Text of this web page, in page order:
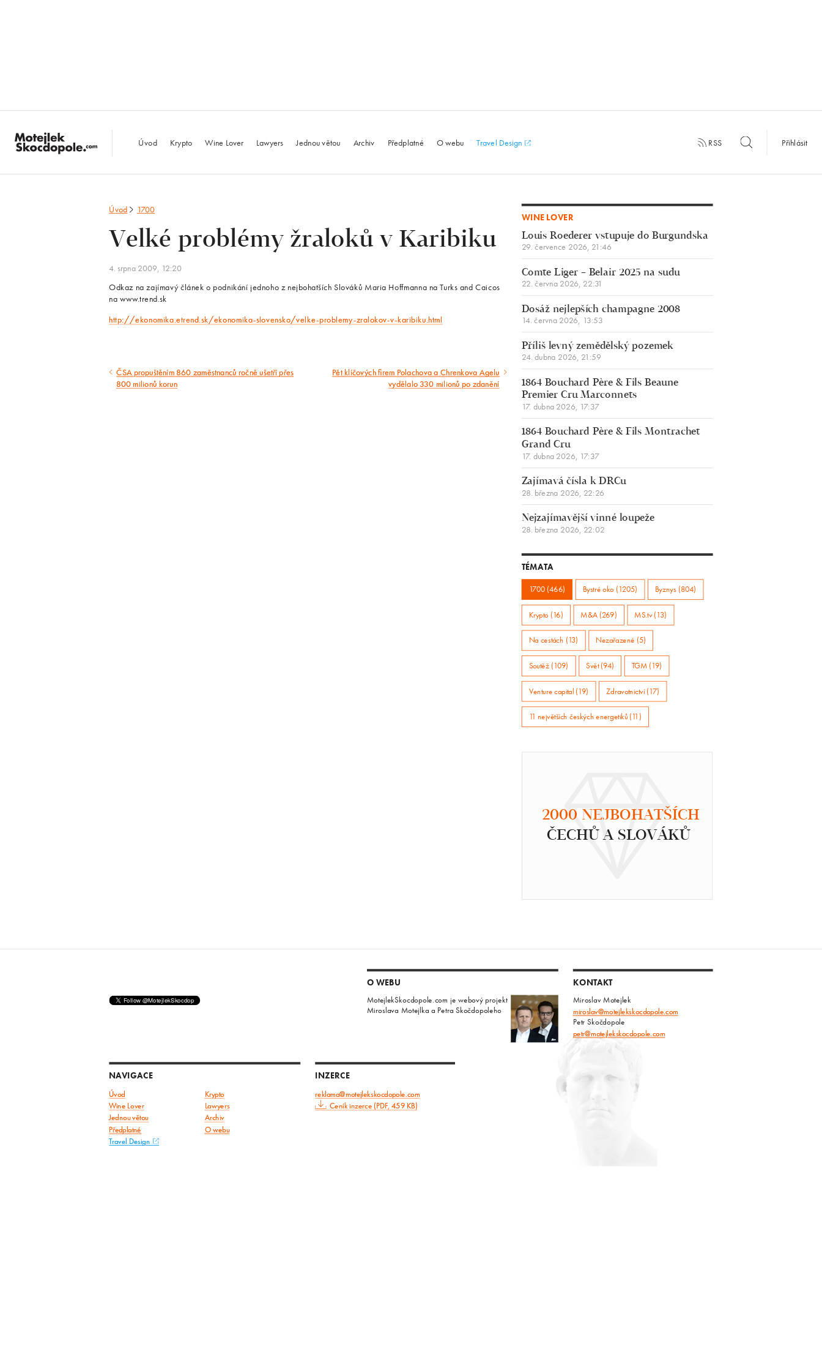
MotejlekSkocdopole.com
Úvod Krypto Wine Lover Lawyers Jednou větou Archiv Předplatné O webu Travel Design RSS Přihlásit
Úvod 1700
Velké problémy žraloků v Karibiku
4. srpna 2009, 12:20
Odkaz na zajímavý článek o podnikání jednoho z nejbohatších Slováků Maria Hoffmanna na Turks and Caicos
na www.trend.sk
http://ekonomika.etrend.sk/ekonomika-slovensko/velke-problemy-zralokov-v-karibiku.html
Předcházející
ČSA propuštěním 860 zaměstnanců ročně ušetří přes
800 milionů korun Následující
Pět klíčových firem Polachova a Chrenkova Agelu
vydělalo 330 milionů po zdanění
WINE LOVER
Louis Roederer vstupuje do Burgundska
29. července 2026, 21:46
Comte Liger – Belair 2025 na sudu
22. června 2026, 22:31
Dosáž nejlepších champagne 2008
14. června 2026, 13:53
Příliš levný zemědělský pozemek
24. dubna 2026, 21:59
1864 Bouchard Père & Fils Beaune
Premier Cru Marconnets
17. dubna 2026, 17:37
1864 Bouchard Père & Fils Montrachet
Grand Cru
17. dubna 2026, 17:37
Zajímavá čísla k DRCu
28. března 2026, 22:26
Nejzajímavější vinné loupeže
28. března 2026, 22:02
TÉMATA
1700 (466) Bystré oko (1205) Byznys (804)
Krypto (16) M&A (269) MS.tv (13)
Na cestách (13) Nezařazené (5)
Soutěž (109) Svět (94) TGM (19)
Venture capital (19) Zdravotnictví (17)
11 největších českých energetiků (11)
2000 NEJBOHATŠÍCH
ČECHŮ A SLOVÁKŮ
O WEBU
MotejlekSkocdopole.com je webový projekt
Miroslava Motejlka a Petra Skočdopoleho
KONTAKT
Miroslav Motejlek
miroslav@motejlekskocdopole.com
Petr Skočdopole
petr@motejlekskocdopole.com
NAVIGACE
Úvod Krypto
Wine Lover
Lawyers
Jednou větou
Archiv
Předplatné O webu
Travel Design
INZERCE
reklama@motejlekskocdopole.com
Ceník inzerce (PDF, 459 KB)